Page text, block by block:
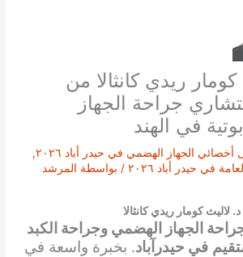
كومار ريدي كانثالا من
جراحة الجهاز
في الهند
الجهاز الهضمي في حيدر أباد ٢٠٢٦
,
في حيدر أباد ٢٠٢٦
/ بواسطة المرشد
د. لاليث كومار ريدي كانثالا
الجهاز الهضمي وجراحة الكبد
في حيدرآباد. بخبرة واسعة في